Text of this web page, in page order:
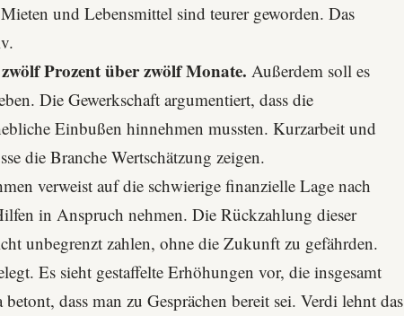
und Lebensmittel sind teurer geworden. Das
Prozent über zwölf Monate. Außerdem soll es
Die Gewerkschaft argumentiert, dass die
Einbußen hinnehmen mussten. Kurzarbeit und
die Branche Wertschätzung zeigen.
verweist auf die schwierige finanzielle Lage nach
in Anspruch nehmen. Die Rückzahlung dieser
unbegrenzt zahlen, ohne die Zukunft zu gefährden.
Es sieht gestaffelte Erhöhungen vor, die insgesamt
dass man zu Gesprächen bereit sei. Verdi lehnt das